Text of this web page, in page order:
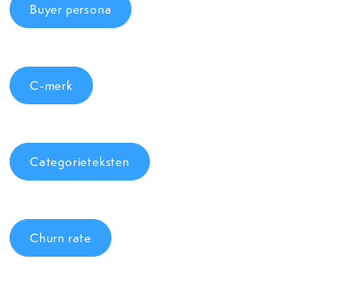
Buyer persona
C-merk
Categorieteksten
Churn rate